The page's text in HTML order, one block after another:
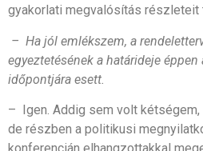
gyakorlati megvalósítás részleteit
– Ha jól emlékszem, a
egyeztetésének a határideje
időpontjára esett.
– Igen. Addig sem volt kétségem,
de részben a politikusi